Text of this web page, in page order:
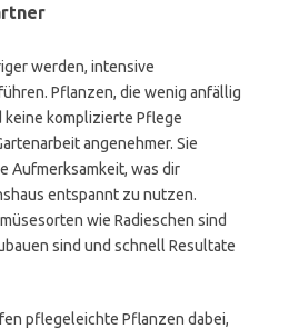
werden, intensive
Pflanzen, die wenig anfällig
keine komplizierte Pflege
angenehmer. Sie
Aufmerksamkeit, was dir
entspannt zu nutzen.
wie Radieschen sind
sind und schnell Resultate
pflegeleichte Pflanzen dabei,